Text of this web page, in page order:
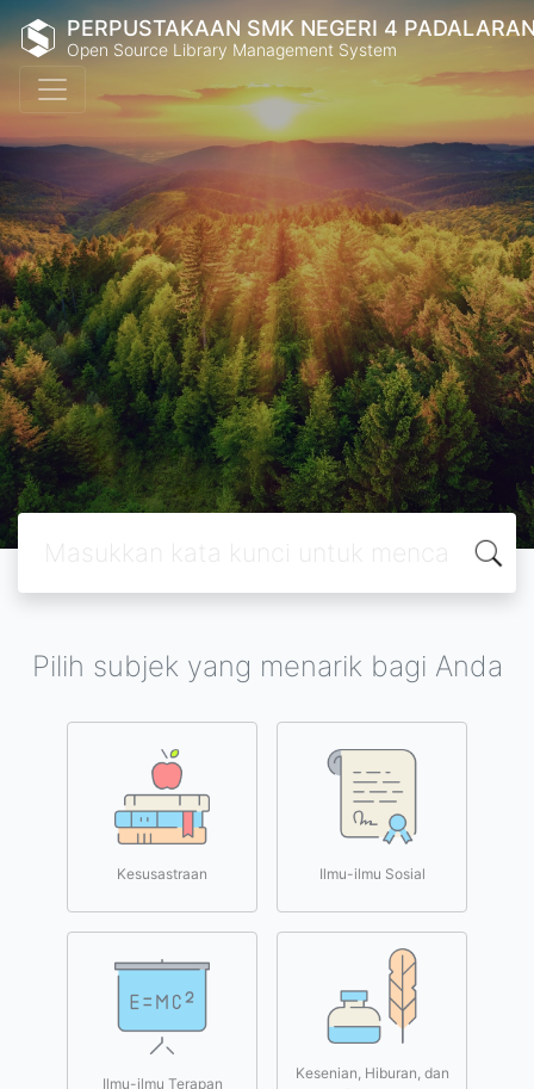
PERPUSTAKAAN SMK NEGERI 4
Open Source Library Management System
Pilih subjek yang menarik bagi Anda
Kesusastraan Ilmu-ilmu Sosial
Ilmu-ilmu Terapan
Kesenian, Hiburan, dan